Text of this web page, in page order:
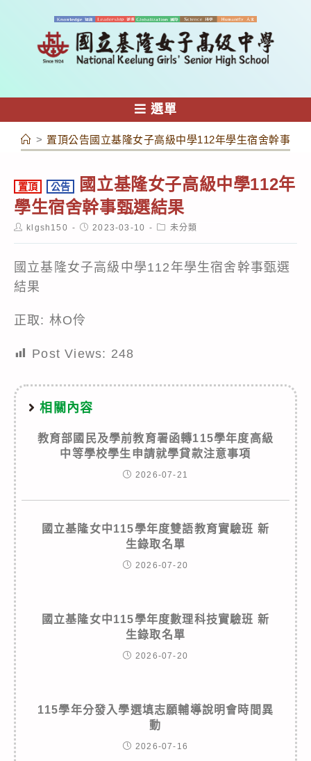
容
選單
> 置頂公告國立基隆女子高級中學112年學生宿舍幹事甄
置頂 公告
國立基隆女子高級中學112年
學生宿舍幹事甄選結果
Postklgsh150
Post2023-03-10
Post未分類
國立基隆女子高級中學112年學生宿舍幹事甄選
結果
正取: 林O伶
Post Views: 248
相關內容
教育部國民及學前教育署函轉115學年度高級
中等學校學生申請就學貸款注意事項
2026-07-21
國立基隆女中115學年度雙語教育實驗班 新
生錄取名單
2026-07-20
國立基隆女中115學年度數理科技實驗班 新
生錄取名單
2026-07-20
115學年分發入學選填志願輔導說明會時間異
動
2026-07-16